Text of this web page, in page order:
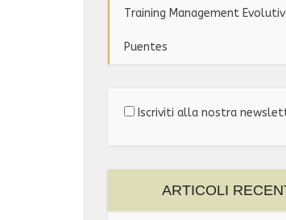
Training Management
Puentes
Iscriviti alla nostra
ARTICOLI